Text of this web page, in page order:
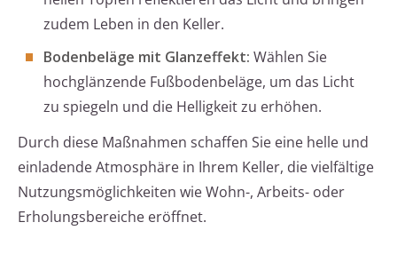
zudem Leben in den Keller.
Bodenbeläge mit Glanzeffekt: Wählen Sie
hochglänzende Fußbodenbeläge, um das Licht
zu spiegeln und die Helligkeit zu erhöhen.
Durch diese Maßnahmen schaffen Sie eine helle und
einladende Atmosphäre in Ihrem Keller, die vielfältige
Nutzungsmöglichkeiten wie Wohn-, Arbeits- oder
Erholungsbereiche eröffnet.